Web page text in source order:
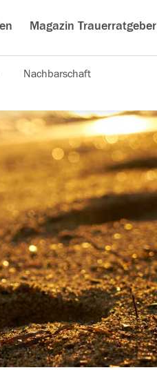
Magazin Trauerratgeber
Nachbarschaft